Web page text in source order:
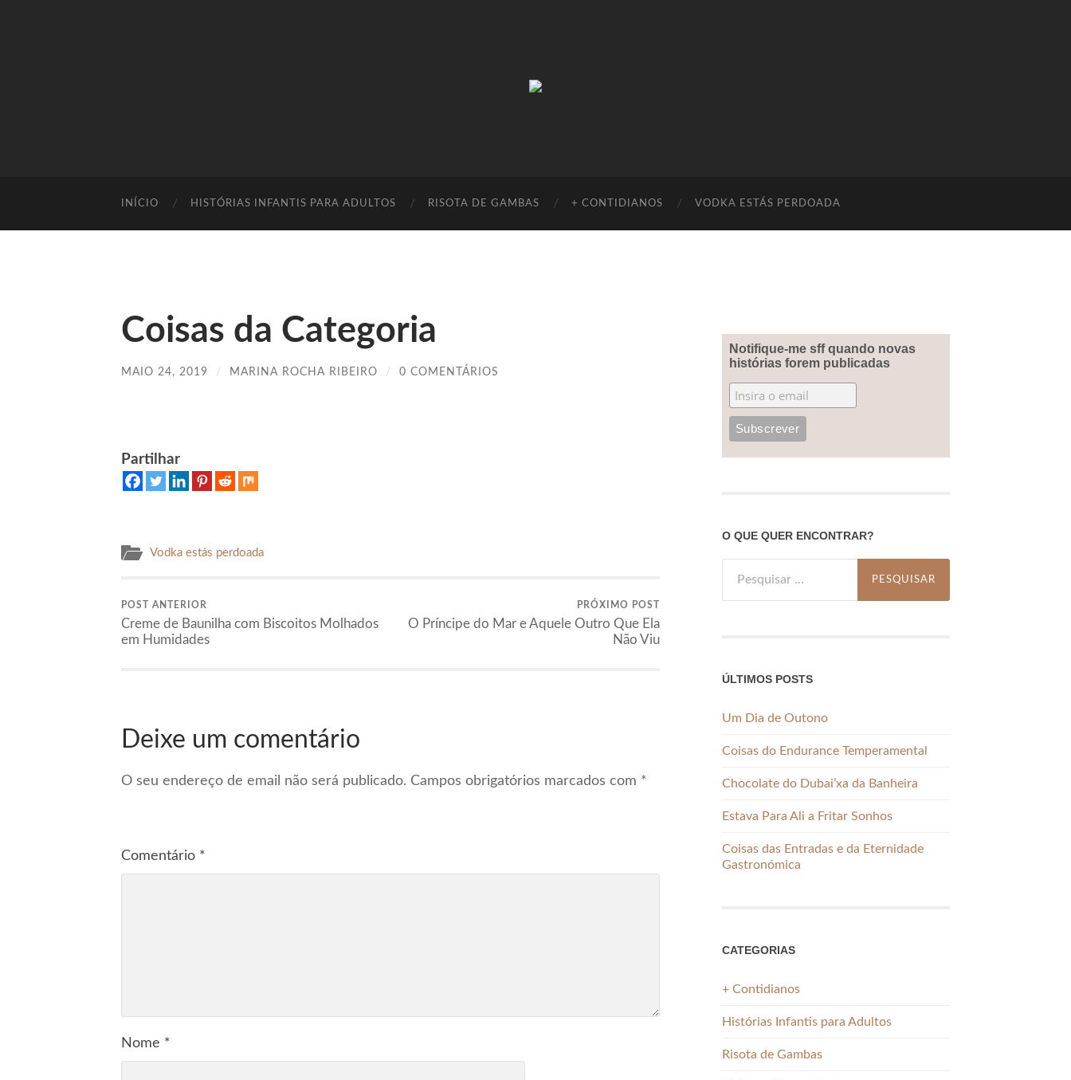
INÍCIO HISTÓRIAS INFANTIS PARA ADULTOS RISOTA DE GAMBAS + CONTIDIANOS VODKA ESTÁS PERDOADA
Coisas da Categoria
MAIO 24, 2019 / MARINA ROCHA RIBEIRO / 0 COMENTÁRIOS
Partilhar
Vodka estás perdoada
POST ANTERIOR
Creme de Baunilha com Biscoitos Molhados
em Humidades
PRÓXIMO POST
O Príncipe do Mar e Aquele Outro Que Ela
Não Viu
Deixe um comentário
O seu endereço de email não será publicado. Campos obrigatórios marcados com *
Comentário *
Nome *
Notifique-me sff quando novas
histórias forem publicadas
O QUE QUER ENCONTRAR?
por:
ÚLTIMOS POSTS
Um Dia de Outono
Coisas do Endurance Temperamental
Chocolate do Dubai’xa da Banheira
Estava Para Ali a Fritar Sonhos
Coisas das Entradas e da Eternidade
Gastronómica
CATEGORIAS
+ Contidianos
Histórias Infantis para Adultos
Risota de Gambas